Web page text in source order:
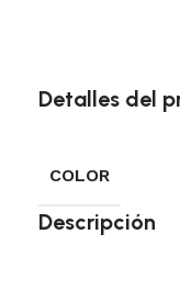
Detalles del
COLOR
Descripción